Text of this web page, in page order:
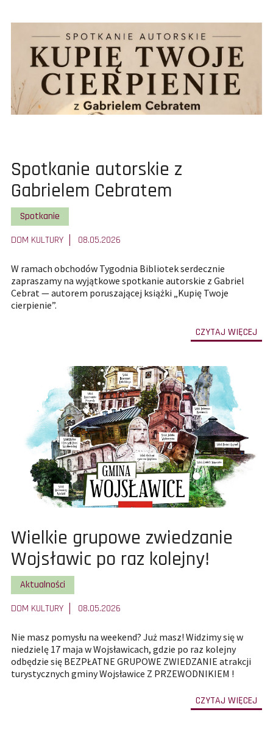
Pokaż
całą
treść
artykułu:
Spotkanie autorskie z
Gabrielem Cebratem
Pokaż wszystkie artykuły z kategorii
Spotkanie
DOM KULTURY
08.05.2026
W ramach obchodów Tygodnia Bibliotek serdecznie
zapraszamy na wyjątkowe spotkanie autorskie z Gabriel
Cebrat — autorem poruszającej książki „Kupię Twoje
cierpienie”.
CZYTAJ WIĘCEJ
Pokaż
całą
treść
artykułu:
Wielkie grupowe zwiedzanie
Wojsławic po raz kolejny!
Pokaż wszystkie artykuły z kategorii
Aktualności
DOM KULTURY
08.05.2026
Nie masz pomysłu na weekend? Już masz! Widzimy się w
niedzielę 17 maja w Wojsławicach, gdzie po raz kolejny
odbędzie się BEZPŁATNE GRUPOWE ZWIEDZANIE atrakcji
turystycznych gminy Wojsławice Z PRZEWODNIKIEM !
CZYTAJ WIĘCEJ
do